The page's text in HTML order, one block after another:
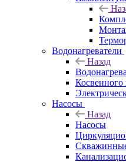
Водонагреватели
Назад
Косвенного
Насосы
Назад
Насосы